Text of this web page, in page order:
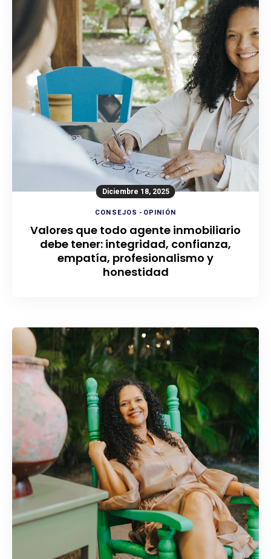
Diciembre 18, 2025
CONSEJOS - OPINIÓN
Valores que todo agente inmobiliario
debe tener: integridad, confianza,
empatía, profesionalismo y
honestidad